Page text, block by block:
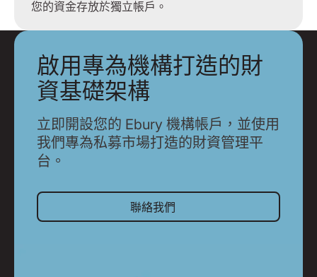
您的資金存放於獨立帳戶。
啟用專為機構打造的財
資基礎架構
立即開設您的 Ebury 機構帳戶，並使用
我們專為私募市場打造的財資管理平
台。
聯絡我們
聯絡我們